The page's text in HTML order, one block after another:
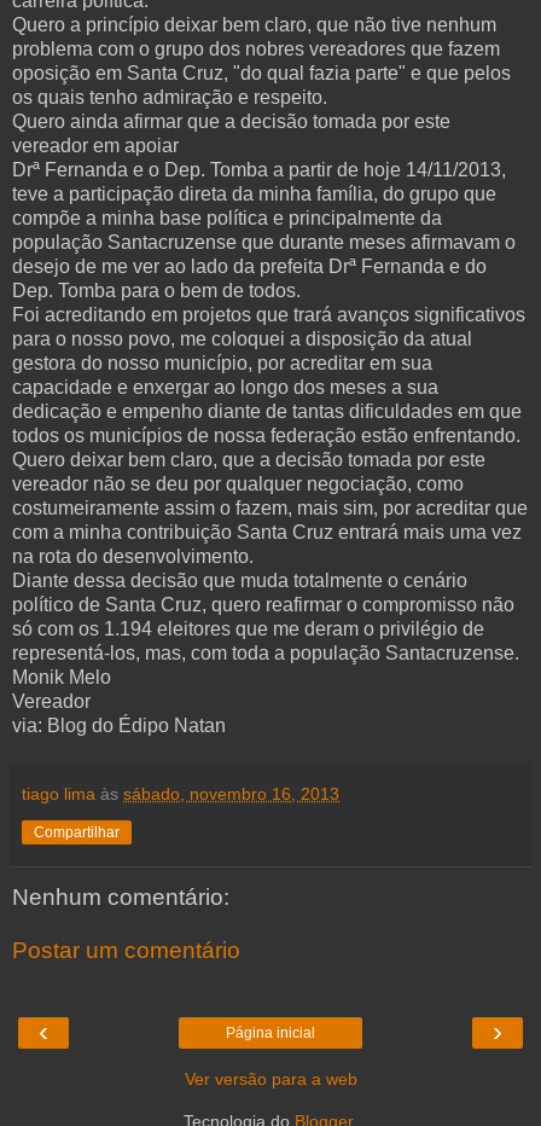
Quero a princípio deixar bem claro, que não tive nenhum
problema com o grupo dos nobres vereadores que fazem
oposição em Santa Cruz, "do qual fazia parte" e que pelos
os quais tenho admiração e respeito.
Quero ainda afirmar que a decisão tomada por este
vereador em apoiar
Drª Fernanda e o Dep. Tomba a partir de hoje 14/11/2013,
teve a participação direta da minha família, do grupo que
compõe a minha base política e principalmente da
população Santacruzense que durante meses afirmavam o
desejo de me ver ao lado da prefeita Drª Fernanda e do
Dep. Tomba para o bem de todos.
Foi acreditando em projetos que trará avanços significativos
para o nosso povo, me coloquei a disposição da atual
gestora do nosso município, por acreditar em sua
capacidade e enxergar ao longo dos meses a sua
dedicação e empenho diante de tantas dificuldades em que
todos os municípios de nossa federação estão enfrentando.
Quero deixar bem claro, que a decisão tomada por este
vereador não se deu por qualquer negociação, como
costumeiramente assim o fazem, mais sim, por acreditar que
com a minha contribuição Santa Cruz entrará mais uma vez
na rota do desenvolvimento.
Diante dessa decisão que muda totalmente o cenário
político de Santa Cruz, quero reafirmar o compromisso não
só com os 1.194 eleitores que me deram o privilégio de
representá-los, mas, com toda a população Santacruzense.
Monik Melo
Vereador
via: Blog do Édipo Natan
tiago lima às sábado, novembro 16, 2013
Compartilhar
Nenhum comentário:
Postar um comentário
‹ ›
Página inicial
Ver versão para a web
Tecnologia do Blogger.